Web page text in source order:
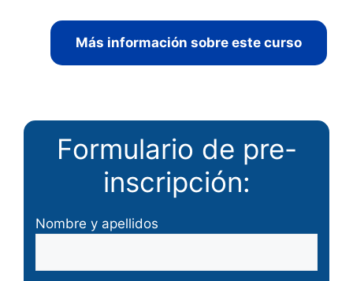
Más información sobre este curso
Formulario de pre-
inscripción:
Nombre y apellidos